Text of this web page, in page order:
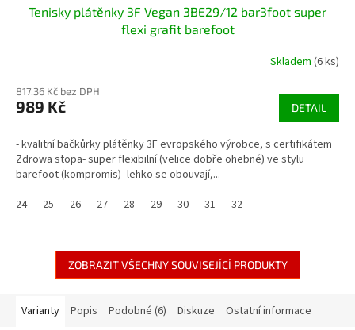
Tenisky plátěnky 3F Vegan 3BE29/12 bar3foot super
flexi grafit barefoot
Skladem (6 ks)
817,36 Kč bez DPH
989 Kč DETAIL
- kvalitní bačkůrky plátěnky 3F evropského výrobce, s certifikátem
Zdrowa stopa- super flexibilní (velice dobře ohebné) ve stylu
barefoot (kompromis)- lehko se obouvají,...
24
25 26 27 28 29 30 31 32
ZOBRAZIT VŠECHNY SOUVISEJÍCÍ PRODUKTY
Varianty Popis Podobné (6) Diskuze Ostatní informace